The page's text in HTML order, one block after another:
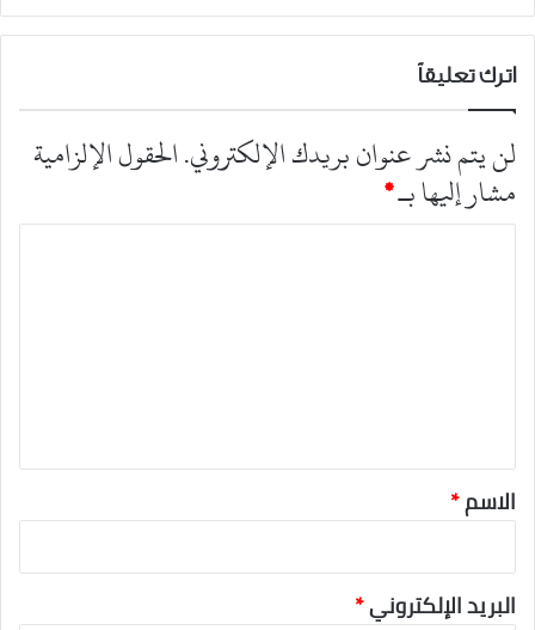
اترك تعليقاً
لن يتم نشر عنوان بريدك الإلكتروني.الحقول الإلزامية
مشار إليها بـ*
ا
الاسم*
البريد الإلكتروني*